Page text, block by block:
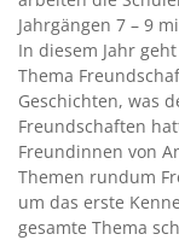
Jahrgängen 7 – 9
In diesem Jahr
Thema
Geschichten, was
Freundschaften
Freundinnen von
Themen rundum
um das erste
gesamte Thema